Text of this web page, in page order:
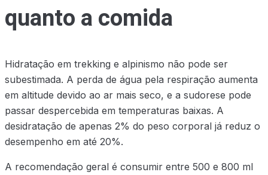
quanto a comida
Hidratação em trekking e alpinismo não pode ser
subestimada. A perda de água pela respiração aumenta
em altitude devido ao ar mais seco, e a sudorese pode
passar despercebida em temperaturas baixas. A
desidratação de apenas 2% do peso corporal já reduz o
desempenho em até 20%.
A recomendação geral é consumir entre 500 e 800 ml